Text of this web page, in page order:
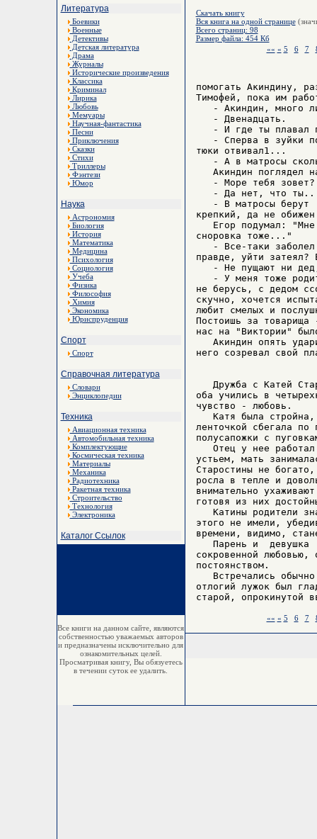
Литература
Боевики
Военные
Детективы
Детская литература
Драма
Журналы
Исторические произведения
Классика
Криминал
Лирика
Любовь
Мемуары
Научная-фантастика
Песни
Приключения
Сказки
Стихи
Триллеры
Фэнтези
Юмор
Наука
Астрономия
Биология
История
Математика
Медицина
Психология
Социология
Учеба
Физика
Философия
Химия
Экономика
Юриспруденция
Спорт
Спорт
Справочная литература
Словари
Энциклопедии
Техника
Авиационная техника
Автомобильная техника
Комплектующие
Космическая техника
Материалы
Механика
Радиотехника
Ракетная техника
Строительство
Технология
Электроника
Каталог Ссылок
Все книги на данном сайте, являются
собственностью уважаемых авторов
и предназначены исключительно для
ознакомительных целей.
Просматривая книгу, Вы обязуетесь
в течении суток ее удалить.
Скачать книгу
Вся книга на одной странице
Всего страниц: 98
Размер файла: 454 Кб
«« « 5 6 7
помогать Акиндину,
Тимофей, пока им
- Акиндин, много
   - Двенадцать.
- И где ты плавал
- Сперва в зуйки
тюки отвивал1...
- А в матросы
Акиндин поглядел
- Море тебя
- Да нет, что
- В матросы берут
крепкий, да не
Егор подумал:
сноровка тоже..."
- Все-таки
правде, уйти затеял?
- Не пущают ни
- У меня тоже
не берусь, с дедом
скучно, хочется
любит смелых и
Постоишь за
нас на "Виктории"
Акиндин опять
него созревал свой
Дружба с Катей
оба учились в
чувство - любовь.
Катя была
ленточкой сбегала
полусапожки с
Отец у нее
устьем, мать
Старостины не
росла в тепле и
внимательно
готовя из них
Катины родители
этого не имели,
времени, видимо,
Парень и  девушка
сокровенной
постоянством.
Встречались
отлогий лужок был
«« « 5 6 7